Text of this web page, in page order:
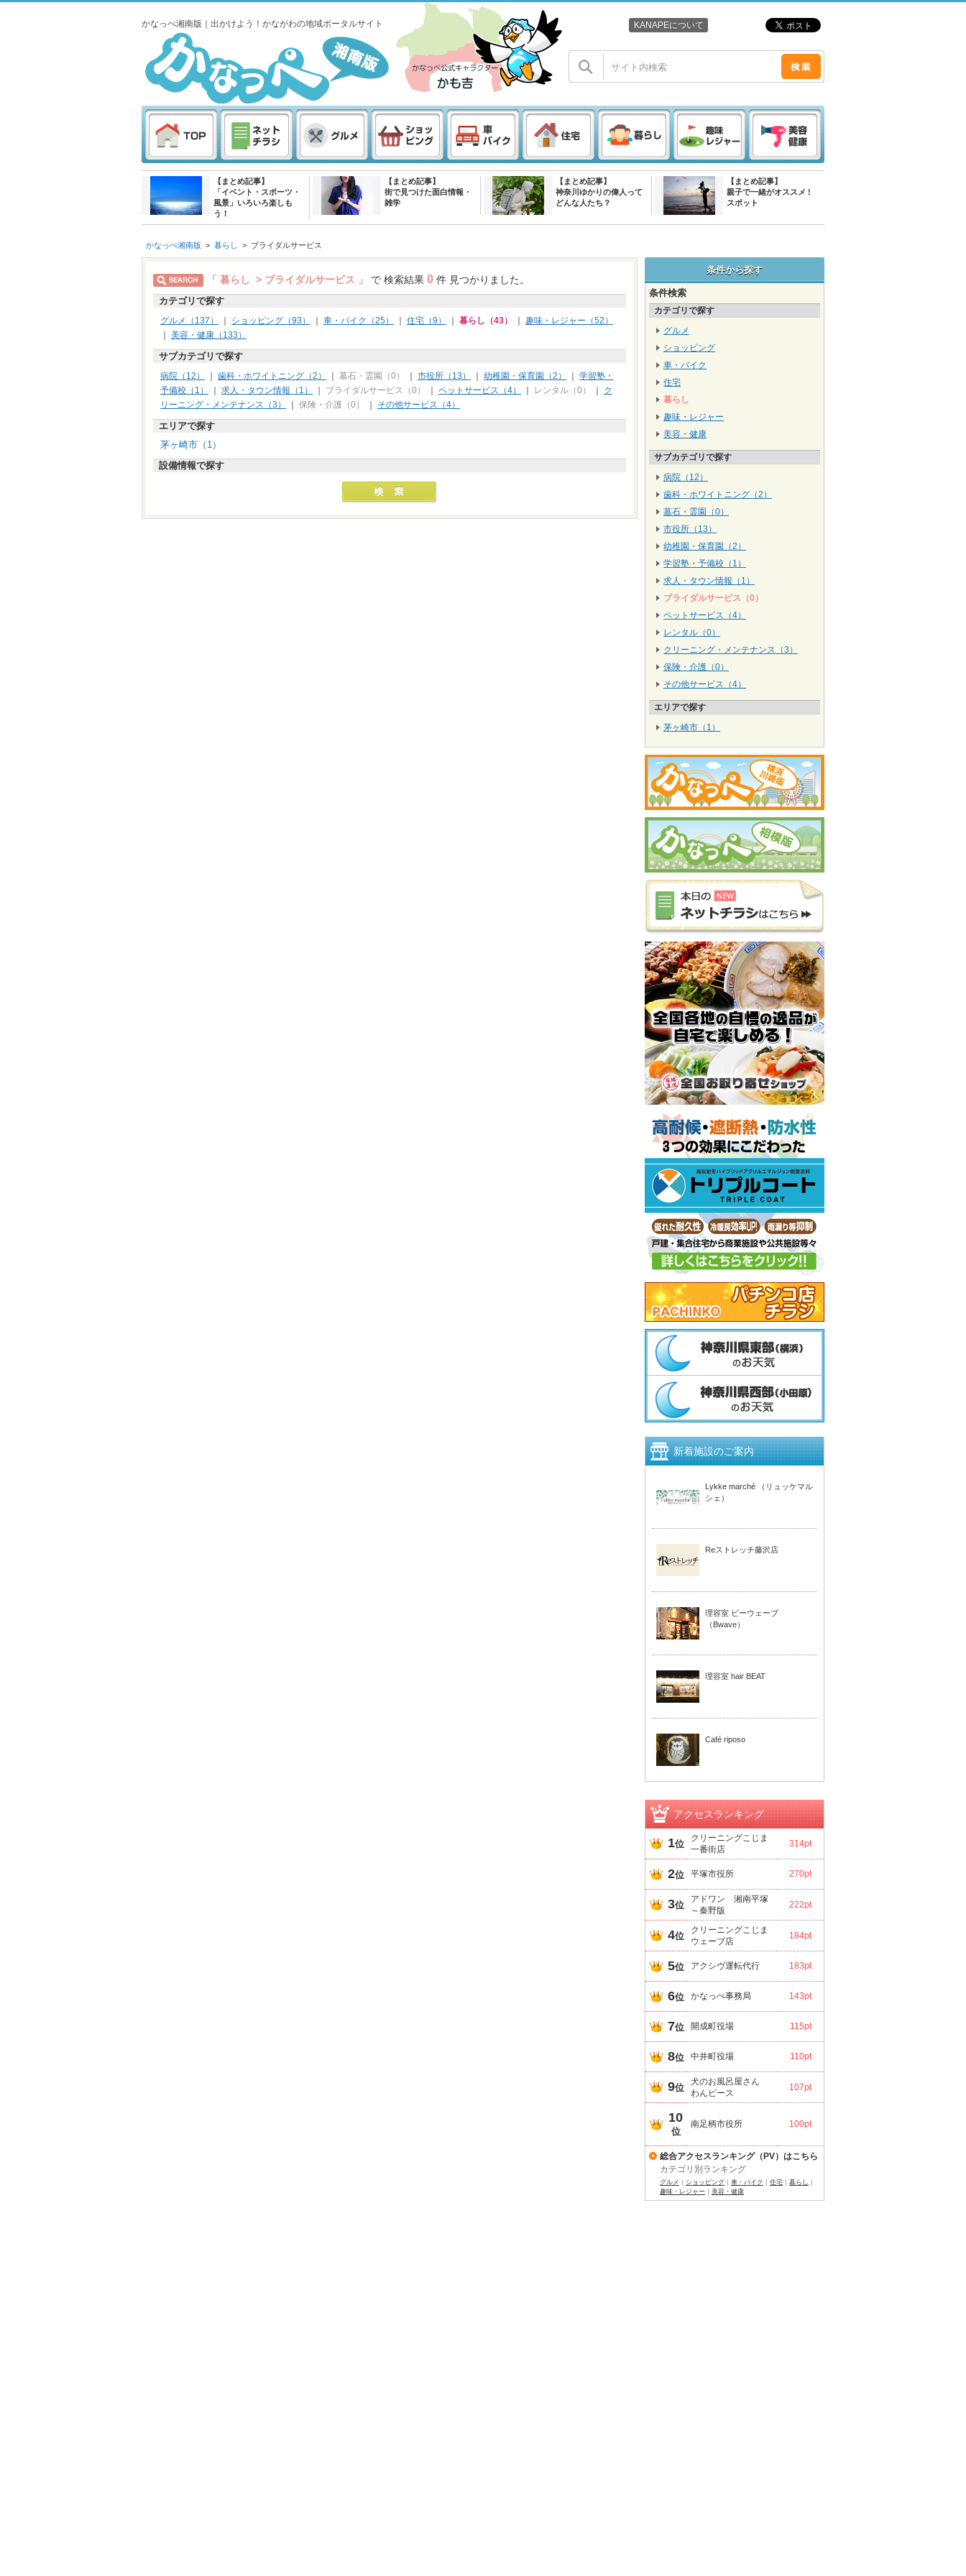
かなっぺ湘南版｜出かけよう！かながわの地域ポータルサイト KANAPEについて
【まとめ記事】
「イベント・スポーツ・
風景」いろいろ楽しも
う！
【まとめ記事】
街で見つけた面白情報・
雑学
【まとめ記事】
神奈川ゆかりの偉人って
どんな人たち？
【まとめ記事】
親子で一緒がオススメ !
スポット
かなっぺ湘南版 > 暮らし > ブライダルサービス
条件から探す
条件検索
カテゴリで探す
グルメ
ショッピング
車・バイク
住宅
暮らし
趣味・レジャー
美容・健康
サブカテゴリで探す
病院（12）
歯科・ホワイトニング（2）
墓石・霊園（0）
市役所（13）
幼稚園・保育園（2）
学習塾・予備校（1）
求人・タウン情報（1）
ブライダルサービス（0）
ペットサービス（4）
レンタル（0）
クリーニング・メンテナンス（3）
保険・介護（0）
その他サービス（4）
エリアで探す
茅ヶ崎市（1）
新着施設のご案内
Lykke marché （リュッケマル
シェ）
Reストレッチ藤沢店
理容室 ビーウェーブ
（Bwave）
理容室 hair BEAT
Café riposo
アクセスランキング
1位
クリーニングこじま
一番街店
314pt
2位 平塚市役所 270pt
3位
アドワン 湘南平塚
～秦野版
222pt
4位
クリーニングこじま
ウェーブ店
184pt
5位 アクシヴ運転代行 183pt
6位 かなっぺ事務局 143pt
7位 開成町役場 115pt
8位 中井町役場 110pt
9位
犬のお風呂屋さん
わんピース
107pt
10
位
南足柄市役所 100pt
総合アクセスランキング（PV）はこちら
カテゴリ別ランキング
グルメ ショッピング 車・バイク 住宅 暮らし
趣味・レジャー
美容・健康
「 暮らし > ブライダルサービス 」 で 検索結果 0 件 見つかりました。
カテゴリで探す
グルメ（137） ショッピング（93） 車・バイク（25） 住宅（9） 暮らし（43）
趣味・レジャー（52）
美容・健康（133）
サブカテゴリで探す
病院（12） 歯科・ホワイトニング（2） 墓石・霊園（0） 市役所（13） 幼稚園・保育園（2）
学習塾・
予備校（1）
求人・タウン情報（1） ブライダルサービス（0） ペットサービス（4） レンタル（0）
ク
リーニング・メンテナンス（3）
保険・介護（0） その他サービス（4）
エリアで探す
茅ヶ崎市（1）
設備情報で探す